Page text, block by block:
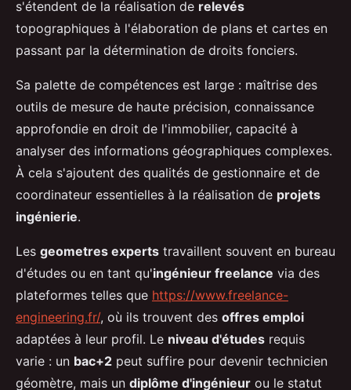
s'étendent de la réalisation de relevés
topographiques à l'élaboration de plans et cartes en
passant par la détermination de droits fonciers.
Sa palette de compétences est large : maîtrise des
outils de mesure de haute précision, connaissance
approfondie en droit de l'immobilier, capacité à
analyser des informations géographiques complexes.
À cela s'ajoutent des qualités de gestionnaire et de
coordinateur essentielles à la réalisation de projets
ingénierie.
Les geometres experts travaillent souvent en bureau
d'études ou en tant qu'ingénieur freelance via des
plateformes telles que https://www.freelance-
engineering.fr/, où ils trouvent des offres emploi
adaptées à leur profil. Le niveau d'études requis
varie : un bac+2 peut suffire pour devenir technicien
géomètre, mais un diplôme d'ingénieur ou le statut